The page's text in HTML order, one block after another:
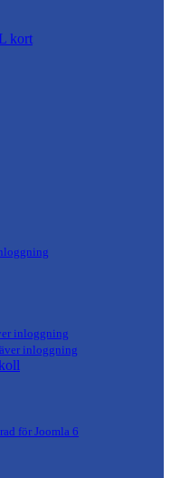
kort
inloggning
inloggning
för Joomla 6